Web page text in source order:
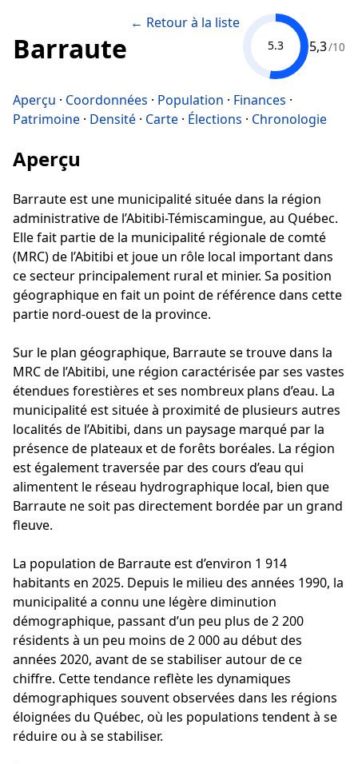
Barraute
← Retour à la liste
5.3 5,3/10
Aperçu · Coordonnées · Population · Finances ·
Patrimoine · Densité · Carte · Élections · Chronologie
Aperçu
Barraute est une municipalité située dans la région
administrative de l’Abitibi-Témiscamingue, au Québec.
Elle fait partie de la municipalité régionale de comté
(MRC) de l’Abitibi et joue un rôle local important dans
ce secteur principalement rural et minier. Sa position
géographique en fait un point de référence dans cette
partie nord-ouest de la province.
Sur le plan géographique, Barraute se trouve dans la
MRC de l’Abitibi, une région caractérisée par ses vastes
étendues forestières et ses nombreux plans d’eau. La
municipalité est située à proximité de plusieurs autres
localités de l’Abitibi, dans un paysage marqué par la
présence de plateaux et de forêts boréales. La région
est également traversée par des cours d’eau qui
alimentent le réseau hydrographique local, bien que
Barraute ne soit pas directement bordée par un grand
fleuve.
La population de Barraute est d’environ 1 914
habitants en 2025. Depuis le milieu des années 1990, la
municipalité a connu une légère diminution
démographique, passant d’un peu plus de 2 200
résidents à un peu moins de 2 000 au début des
années 2020, avant de se stabiliser autour de ce
chiffre. Cette tendance reflète les dynamiques
démographiques souvent observées dans les régions
éloignées du Québec, où les populations tendent à se
réduire ou à se stabiliser.